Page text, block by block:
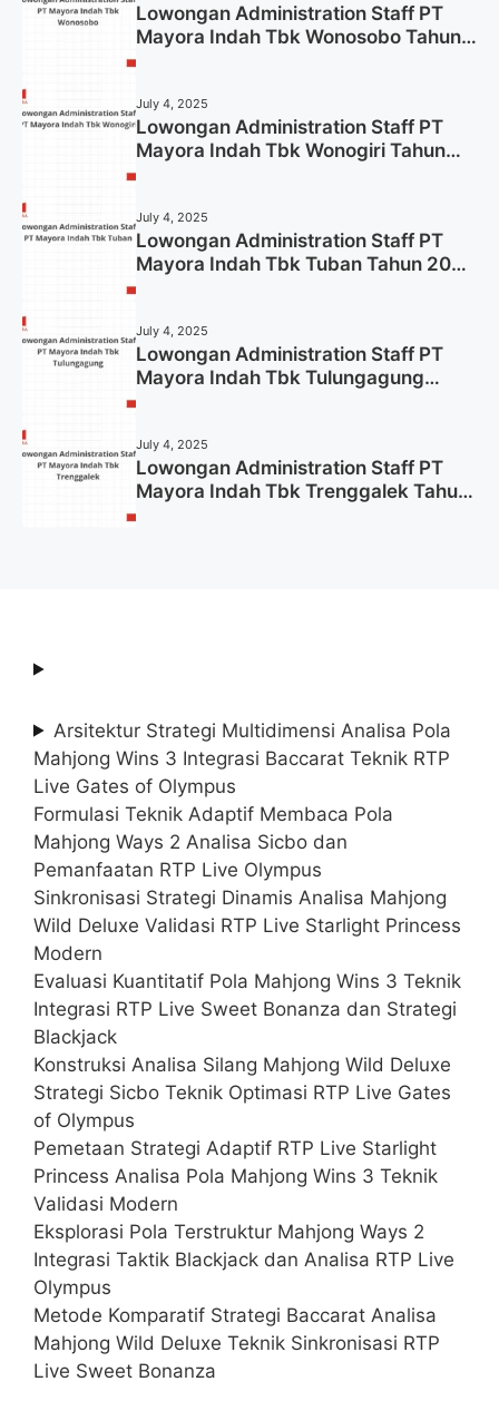
Lowongan Administration Staff PT
Mayora Indah Tbk Wonosobo Tahun
July 4, 2025
Lowongan Administration Staff PT
Mayora Indah Tbk Wonogiri Tahun
July 4, 2025
Lowongan Administration Staff PT
Mayora Indah Tbk Tuban Tahun 2025
July 4, 2025
Lowongan Administration Staff PT
Mayora Indah Tbk Tulungagung
July 4, 2025
Lowongan Administration Staff PT
Mayora Indah Tbk Trenggalek Tahun
Arsitektur Strategi Multidimensi Analisa Pola
Mahjong Wins 3 Integrasi Baccarat Teknik RTP
Live Gates of Olympus
Formulasi Teknik Adaptif Membaca Pola
Mahjong Ways 2 Analisa Sicbo dan
Pemanfaatan RTP Live Olympus
Sinkronisasi Strategi Dinamis Analisa Mahjong
Wild Deluxe Validasi RTP Live Starlight Princess
Modern
Evaluasi Kuantitatif Pola Mahjong Wins 3 Teknik
Integrasi RTP Live Sweet Bonanza dan Strategi
Blackjack
Konstruksi Analisa Silang Mahjong Wild Deluxe
Strategi Sicbo Teknik Optimasi RTP Live Gates
of Olympus
Pemetaan Strategi Adaptif RTP Live Starlight
Princess Analisa Pola Mahjong Wins 3 Teknik
Validasi Modern
Eksplorasi Pola Terstruktur Mahjong Ways 2
Integrasi Taktik Blackjack dan Analisa RTP Live
Olympus
Metode Komparatif Strategi Baccarat Analisa
Mahjong Wild Deluxe Teknik Sinkronisasi RTP
Live Sweet Bonanza